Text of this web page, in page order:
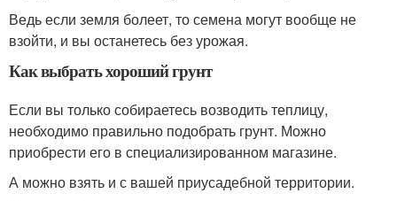
Ведь если земля болеет, то семена могут вообще не
взойти, и вы останетесь без урожая.
Как выбрать хороший грунт
Если вы только собираетесь возводить теплицу,
необходимо правильно подобрать грунт. Можно
приобрести его в специализированном магазине.
А можно взять и с вашей приусадебной территории.